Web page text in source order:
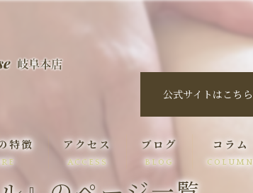
公式サイトはこちら
特徴 アクセス
ACCESS
ブログ
BLOG
コラム
COLUMN